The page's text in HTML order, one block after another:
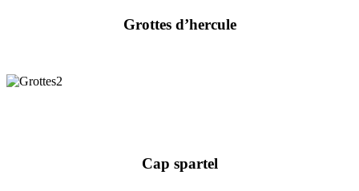
Grottes d’hercule
Cap spartel